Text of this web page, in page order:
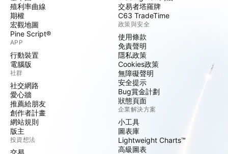
殖利率曲線
期權
宏觀地圖
Pine Script®
APP
行動裝置
電腦版
社群
社交網路
愛心牆
推薦給朋友
創作者計畫
網站規則
版主
投資想法
交易
交易者塔羅牌
C63 TradeTime
政策與安全
使用條款
免責聲明
隱私政策
Cookies政策
無障礙聲明
安全提示
Bug賞金計劃
狀態頁面
企業解決方案
小工具
圖表庫
Lightweight Charts™
高級圖表